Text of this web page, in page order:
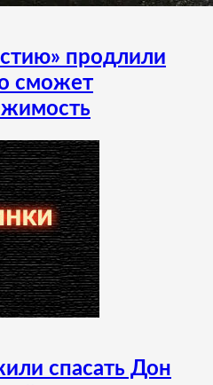
продлили
сможет
спасать Дон